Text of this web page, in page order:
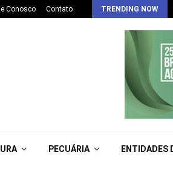
Conosco Contato TRENDING NOW
PECUÁRIA ENTIDADES